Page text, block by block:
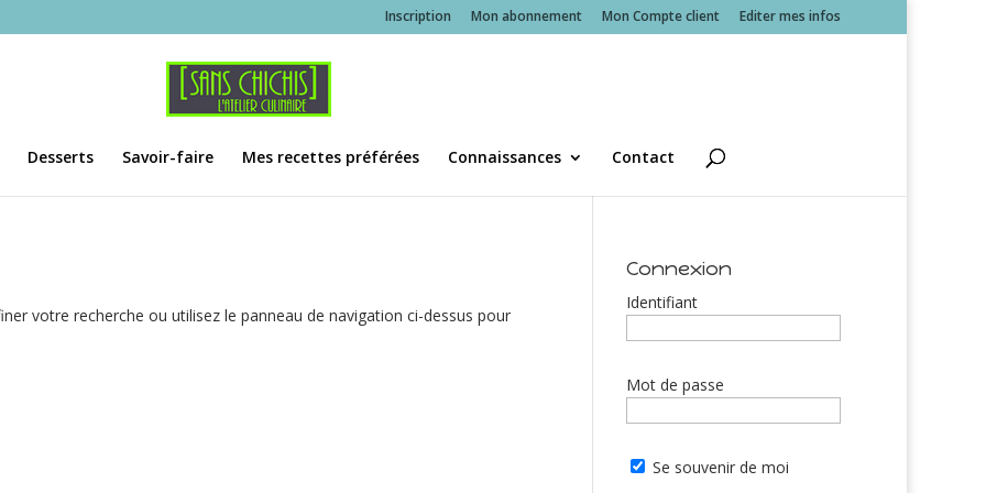
Inscription Mon abonnement Mon Compte client Editer mes infos
Desserts Savoir-faire Mes recettes préférées Connaissances Contact
votre recherche ou utilisez le panneau de navigation ci-dessus pour
Connexion
Identifiant
Mot de passe
Se souvenir de moi